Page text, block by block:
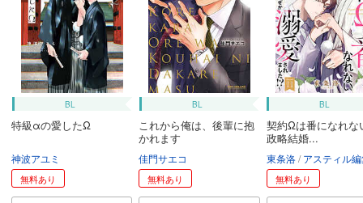
BL
特級αの愛したΩ
神波アユミ
無料あり
BL
これから俺は、後輩に抱
かれます
佳門サエコ
無料あり
BL
契約Ωは番になれな
政略結婚...
東条洛 アスティル
無料あり